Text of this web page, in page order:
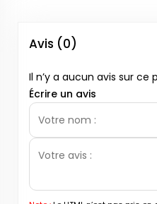
Avis (0)
Il n’y a aucun avis sur ce
Écrire un avis